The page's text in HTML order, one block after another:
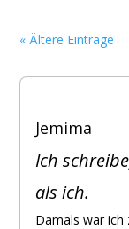
« Ältere Einträge
Jemima
Ich
als ich.
Damals war ich